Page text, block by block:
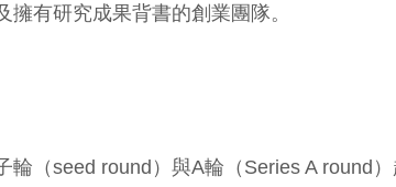
有研究成果背書的創業團隊。
輪（seed round）與A輪（Series A round